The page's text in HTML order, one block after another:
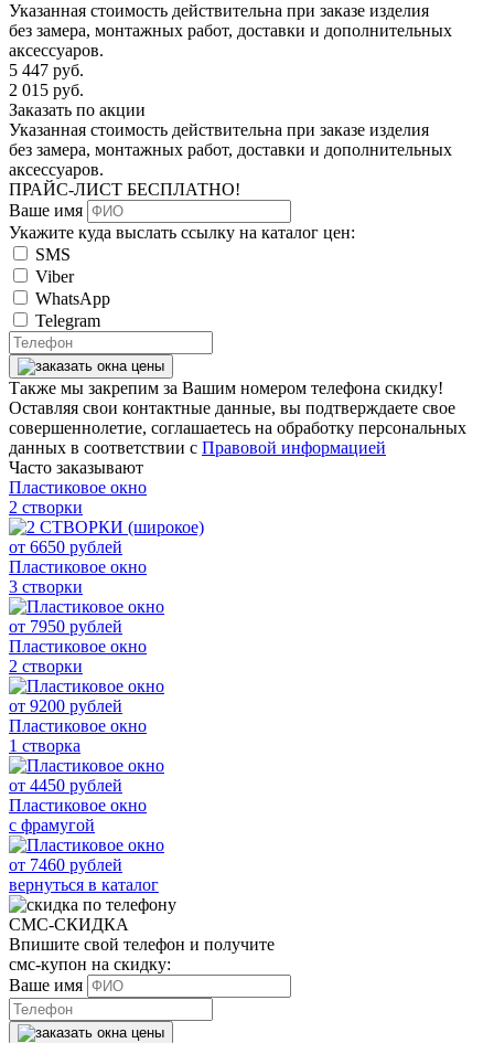
Указанная стоимость действительна при заказе изделия
без замера, монтажных работ, доставки и дополнительных
аксессуаров.
5 447 руб.
2 015 руб.
Заказать по акции
Указанная стоимость действительна при заказе изделия
без замера, монтажных работ, доставки и дополнительных
аксессуаров.
ПРАЙС-ЛИСТ БЕСПЛАТНО!
Ваше имя
Укажите куда выслать ссылку на каталог цен:
SMS
Viber
WhatsApp
Telegram
Также мы закрепим за Вашим номером телефона скидку!
Оставляя свои контактные данные, вы подтверждаете свое
совершеннолетие, соглашаетесь на обработку персональных
данных в соответствии с Правовой информацией
Часто заказывают
Пластиковое окно
2 створки
от 6650 рублей
Пластиковое окно
3 створки
от 7950 рублей
Пластиковое окно
2 створки
от 9200 рублей
Пластиковое окно
1 створка
от 4450 рублей
Пластиковое окно
с фрамугой
от 7460 рублей
вернуться в каталог
СМС-СКИДКА
Впишите свой телефон и получите
смс-купон на скидку:
Ваше имя